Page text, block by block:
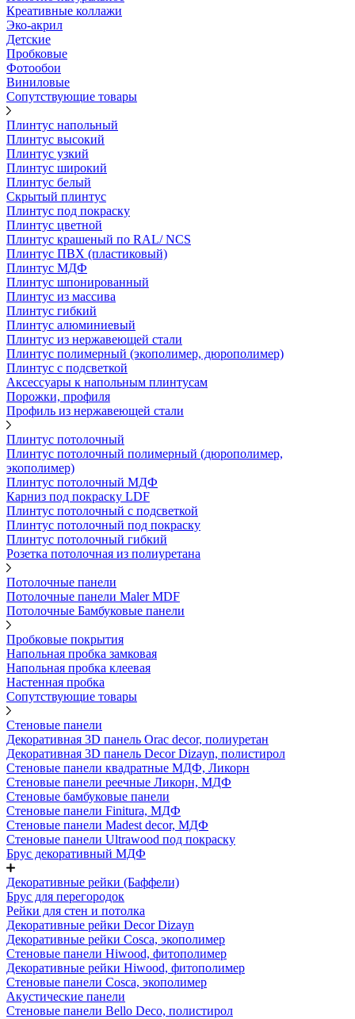
Креативные коллажи
Эко-акрил
Детские
Пробковые
Фотообои
Виниловые
Сопутствующие товары
Плинтус напольный
Плинтус высокий
Плинтус узкий
Плинтус широкий
Плинтус белый
Скрытый плинтус
Плинтус под покраску
Плинтус цветной
Плинтус крашеный по RAL/ NCS
Плинтус ПВХ (пластиковый)
Плинтус МДФ
Плинтус шпонированный
Плинтус из массива
Плинтус гибкий
Плинтус алюминиевый
Плинтус из нержавеющей стали
Плинтус полимерный (экополимер, дюрополимер)
Плинтус с подсветкой
Аксессуары к напольным плинтусам
Порожки, профиля
Профиль из нержавеющей стали
Плинтус потолочный
Плинтус потолочный полимерный (дюрополимер,
экополимер)
Плинтус потолочный МДФ
Карниз под покраску LDF
Плинтус потолочный с подсветкой
Плинтус потолочный под покраску
Плинтус потолочный гибкий
Розетка потолочная из полиуретана
Потолочные панели
Потолочные панели Maler MDF
Потолочные Бамбуковые панели
Пробковые покрытия
Напольная пробка замковая
Напольная пробка клеевая
Настенная пробка
Сопутствующие товары
Стеновые панели
Декоративная 3D панель Orac decor, полиуретан
Декоративная 3D панель Decor Dizayn, полистирол
Стеновые панели квадратные МДФ, Ликорн
Стеновые панели реечные Ликорн, МДФ
Стеновые бамбуковые панели
Стеновые панели Finitura, МДФ
Стеновые панели Madest decor, МДФ
Стеновые панели Ultrawood под покраску
Брус декоративный МДФ
Декоративные рейки (Баффели)
Брус для перегородок
Рейки для стен и потолка
Декоративные рейки Decor Dizayn
Декоративные рейки Cosca, экополимер
Стеновые панели Hiwood, фитополимер
Декоративные рейки Hiwood, фитополимер
Стеновые панели Cosca, экополимер
Акустические панели
Стеновые панели Bello Deco, полистирол